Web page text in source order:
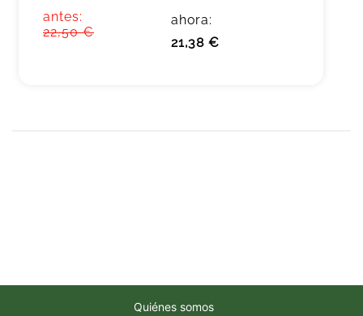
antes:
22,50 €
ahora:
21,38 €
Quiénes somos